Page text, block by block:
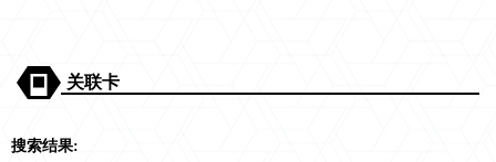
关联卡
搜索结果: